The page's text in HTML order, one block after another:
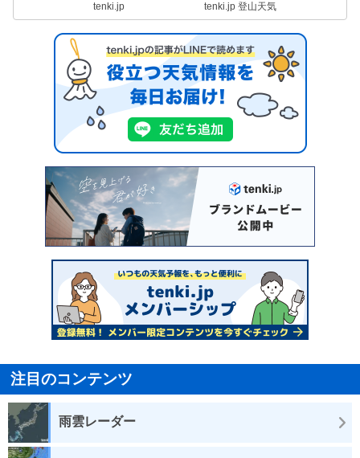
tenki.jp tenki.jp 登山天気
注目のコンテンツ
雨雲レーダー